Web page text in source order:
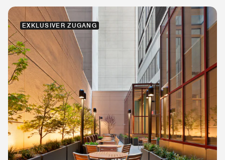
EXKLUSIVER ZUGANG